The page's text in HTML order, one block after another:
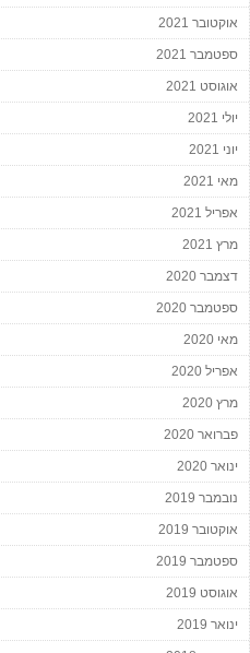
אוקטובר 2021
ספטמבר 2021
אוגוסט 2021
יולי 2021
יוני 2021
מאי 2021
אפריל 2021
מרץ 2021
דצמבר 2020
ספטמבר 2020
מאי 2020
אפריל 2020
מרץ 2020
פברואר 2020
ינואר 2020
נובמבר 2019
אוקטובר 2019
ספטמבר 2019
אוגוסט 2019
ינואר 2019